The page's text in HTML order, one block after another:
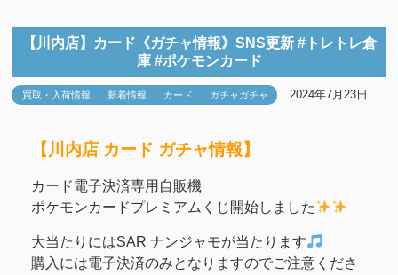
【川内店】カード《ガチャ情報》SNS更新 #トレトレ倉
庫 #ポケモンカード
買取・入荷情報 新着情報 カード ガチャガチャ 2024年7月23日
【川内店 カード ガチャ情報】
カード電子決済専用自販機
ポケモンカードプレミアムくじ開始しました
大当たりにはSAR ナンジャモが当たります
購入には電子決済のみとなりますのでご注意くださ